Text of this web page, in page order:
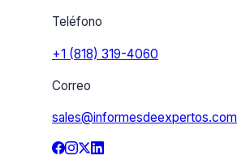
Teléfono
+1 (818) 319-4060
Correo
sales@informesdeexpertos.com